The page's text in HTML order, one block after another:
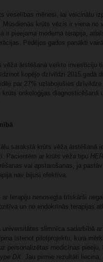
veselības mēnesi, lai veicinātu
krūts vēzis ir viena no
ir pieejama moderna terapija,
Pēdējos gados panākti
vēža ārstēšanā veikto investīciju
kopējo dzīvildzi 2015.gadā
par 27% uzlabojušies
onkoloģijas diagnosticēšanā
sarakstā krūts vēža ārstēšanā
Pacientēm ar krūts vēža tipu
vai apstarošanas, ja
nav bijusi efektīva.
terapiju nenosegta trīskārši
un no endokrīnās terapijas
slimnīca sadarbībā
īstenot pilotprojektu, kura
personalizētas medicīnas
DX. Jau pirmie rezultāti